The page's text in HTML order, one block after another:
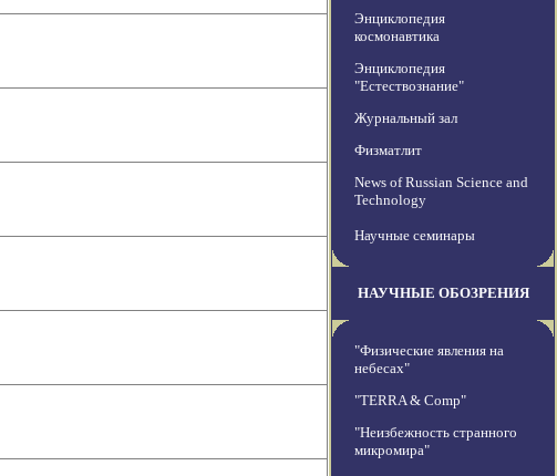
Энциклопедия
космонавтика
Энциклопедия
"Естествознание"
Журнальный зал
Физматлит
News of Russian Science and
Technology
Научные семинары
НАУЧНЫЕ ОБОЗРЕНИЯ
"Физические явления на
небесах"
"TERRA & Comp"
"Неизбежность странного
микромира"